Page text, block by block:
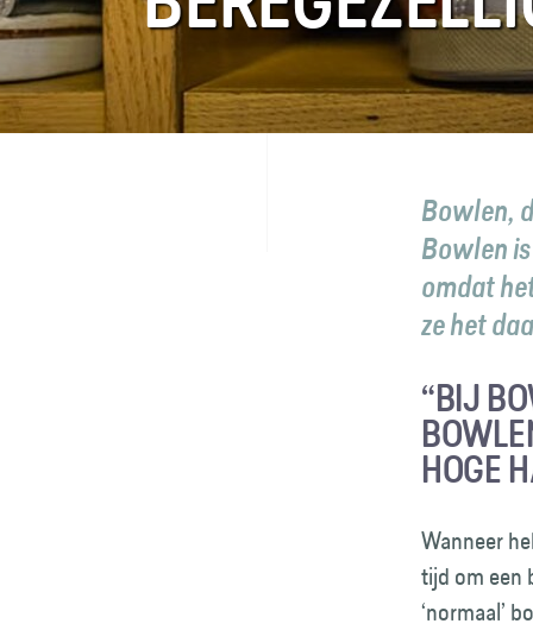
FAQ
Bowlen,
Bowlen
omdat
ze het
“BIJ
HOGE
Wanneer
tijd om een
‘normaal’